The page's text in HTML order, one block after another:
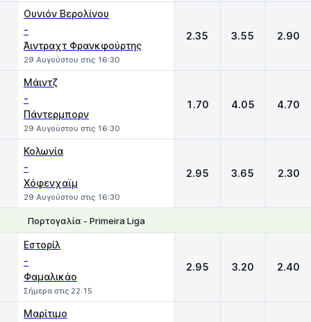
Ουνιόν Βερολίνου
-
Άιντραχτ Φρανκφούρτης
29 Αυγούστου στις 16:30
2.35 3.55 2.90
Μάιντζ
-
Πάντερμπορν
29 Αυγούστου στις 16:30
1.70 4.05 4.70
Κολωνία
-
Χόφενχαϊμ
29 Αυγούστου στις 16:30
2.95 3.65 2.30
Πορτογαλία - Primeira Liga
Εστορίλ
-
Φαμαλικάο
Σήμερα στις 22:15
2.95 3.20 2.40
Μαρίτιμο